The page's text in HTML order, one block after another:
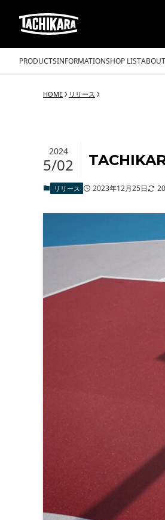
PRODUCTSINFORMATIONSHOP LIST
HOME リリース
2024
5/02
リリース 2023年12月25日